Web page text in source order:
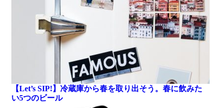
【Let’s SIP!】冷蔵庫から春を取り出そう。春に飲みた
い5つのビール